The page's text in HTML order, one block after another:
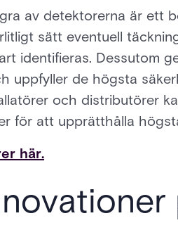
av detektorerna är ett
sätt eventuell
identifieras. Dessutom
uppfyller de högsta
och distributörer
för att upprätthålla
här.